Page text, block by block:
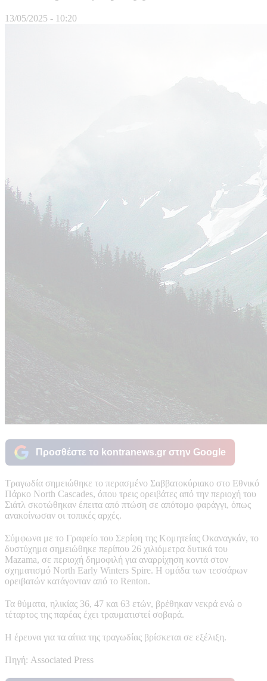
13/05/2025 - 10:20
Προσθέστε το kontranews.gr στην Google
Τραγωδία σημειώθηκε το περασμένο Σαββατοκύριακο στο Εθνικό
Πάρκο North Cascades, όπου τρεις ορειβάτες από την περιοχή του
Σιάτλ σκοτώθηκαν έπειτα από πτώση σε απότομο φαράγγι, όπως
ανακοίνωσαν οι τοπικές αρχές.
Σύμφωνα με το Γραφείο του Σερίφη της Κομητείας Οκαναγκάν, το
δυστύχημα σημειώθηκε περίπου 26 χιλιόμετρα δυτικά του
Mazama, σε περιοχή δημοφιλή για αναρρίχηση κοντά στον
σχηματισμό North Early Winters Spire. Η ομάδα των τεσσάρων
ορειβατών κατάγονταν από το Renton.
Τα θύματα, ηλικίας 36, 47 και 63 ετών, βρέθηκαν νεκρά ενώ ο
τέταρτος της παρέας έχει τραυματιστεί σοβαρά.
Η έρευνα για τα αίτια της τραγωδίας βρίσκεται σε εξέλιξη.
Πηγή: Associated Press